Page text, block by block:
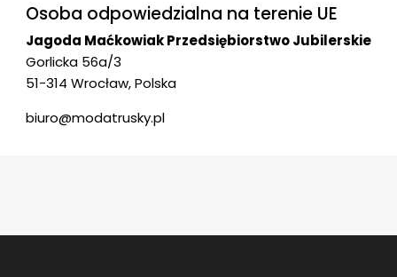
Osoba odpowiedzialna na terenie UE
Jagoda Maćkowiak Przedsiębiorstwo Jubilerskie
Gorlicka 56a/3
51-314 Wrocław, Polska
biuro@modatrusky.pl